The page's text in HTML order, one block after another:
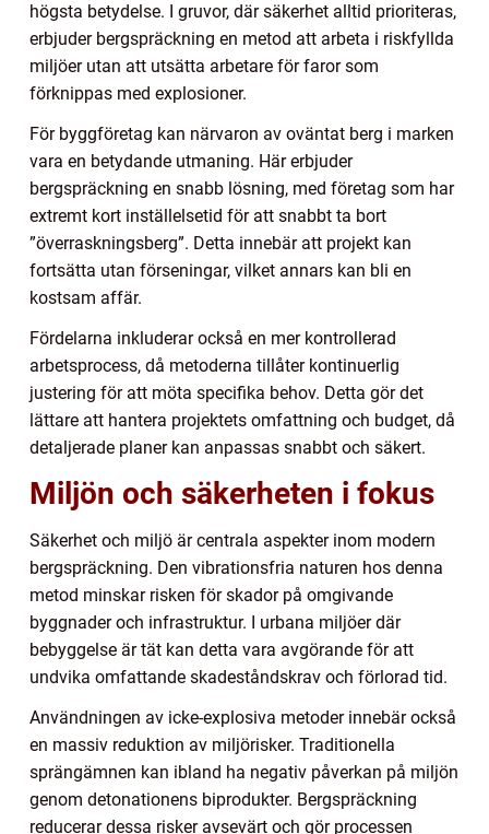
högsta betydelse. I gruvor, där säkerhet alltid prioriteras,
erbjuder bergspräckning en metod att arbeta i riskfyllda
miljöer utan att utsätta arbetare för faror som
förknippas med explosioner.
För byggföretag kan närvaron av oväntat berg i marken
vara en betydande utmaning. Här erbjuder
bergspräckning en snabb lösning, med företag som har
extremt kort inställelsetid för att snabbt ta bort
”överraskningsberg”. Detta innebär att projekt kan
fortsätta utan förseningar, vilket annars kan bli en
kostsam affär.
Fördelarna inkluderar också en mer kontrollerad
arbetsprocess, då metoderna tillåter kontinuerlig
justering för att möta specifika behov. Detta gör det
lättare att hantera projektets omfattning och budget, då
detaljerade planer kan anpassas snabbt och säkert.
Miljön och säkerheten i fokus
Säkerhet och miljö är centrala aspekter inom modern
bergspräckning. Den vibrationsfria naturen hos denna
metod minskar risken för skador på omgivande
byggnader och infrastruktur. I urbana miljöer där
bebyggelse är tät kan detta vara avgörande för att
undvika omfattande skadeståndskrav och förlorad tid.
Användningen av icke-explosiva metoder innebär också
en massiv reduktion av miljörisker. Traditionella
sprängämnen kan ibland ha negativ påverkan på miljön
genom detonationens biprodukter. Bergspräckning
reducerar dessa risker avsevärt och gör processen